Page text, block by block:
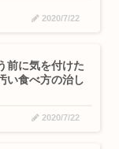
2020/7/22
前に気を付けた
食べ方の治し
2020/7/22